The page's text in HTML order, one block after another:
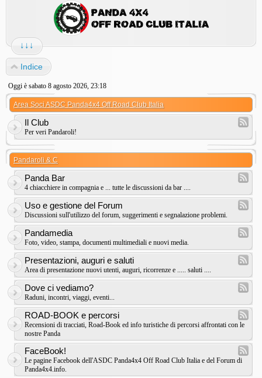
↓↓↓
Indice
Oggi è sabato 8 agosto 2026, 23:18
Area Soci ASDC Panda4x4 Off Road Club Italia
Il Club
Per veri Pandaroli!
Pandaroli & C
Panda Bar
4 chiacchiere in compagnia e ... tutte le discussioni da bar ....
Uso e gestione del Forum
Discussioni sull'utilizzo del forum, suggerimenti e segnalazione problemi.
Pandamedia
Foto, video, stampa, documenti multimediali e nuovi media.
Presentazioni, auguri e saluti
Area di presentazione nuovi utenti, auguri, ricorrenze e ..... saluti ....
Dove ci vediamo?
Raduni, incontri, viaggi, eventi...
ROAD-BOOK e percorsi
Recensioni di tracciati, Road-Book ed info turistiche di percorsi affrontati con le
nostre Panda
FaceBook!
Le pagine Facebook dell'ASDC Panda4x4 Off Road Club Italia e del Forum di
Panda4x4.info.